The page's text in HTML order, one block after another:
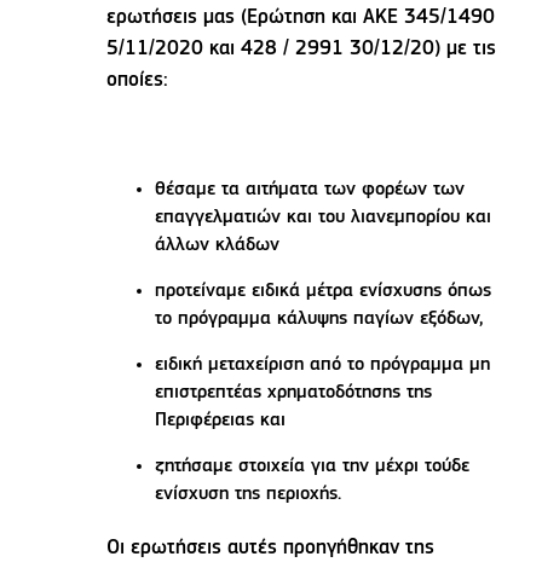
ερωτήσεις μας (Ερώτηση και ΑΚΕ 345/1490
5/11/2020 και 428 / 2991 30/12/20) με τις
οποίες:
θέσαμε τα αιτήματα των φορέων των
επαγγελματιών και του λιανεμπορίου και
άλλων κλάδων
προτείναμε ειδικά μέτρα ενίσχυσης όπως
το πρόγραμμα κάλυψης παγίων εξόδων,
ειδική μεταχείριση από το πρόγραμμα μη
επιστρεπτέας χρηματοδότησης της
Περιφέρειας και
ζητήσαμε στοιχεία για την μέχρι τούδε
ενίσχυση της περιοχής.
Οι ερωτήσεις αυτές προηγήθηκαν της